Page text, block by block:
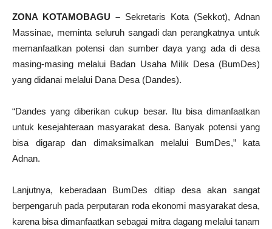
ZONA KOTAMOBAGU – Sekretaris Kota (Sekkot), Adnan
Massinae, meminta seluruh sangadi dan perangkatnya untuk
memanfaatkan potensi dan sumber daya yang ada di desa
masing-masing melalui Badan Usaha Milik Desa (BumDes)
yang didanai melalui Dana Desa (Dandes).
“Dandes yang diberikan cukup besar. Itu bisa dimanfaatkan
untuk kesejahteraan masyarakat desa. Banyak potensi yang
bisa digarap dan dimaksimalkan melalui BumDes,” kata
Adnan.
Lanjutnya, keberadaan BumDes ditiap desa akan sangat
berpengaruh pada perputaran roda ekonomi masyarakat desa,
karena bisa dimanfaatkan sebagai mitra dagang melalui tanam